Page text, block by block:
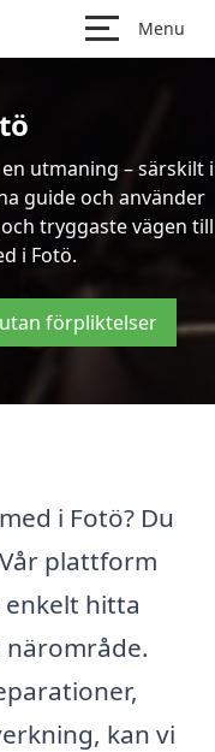
Menu
utmaning – särskilt i
guide och använder
tryggaste vägen till
i Fotö.
förpliktelser
i Fotö? Du
plattform
hitta
kan vi